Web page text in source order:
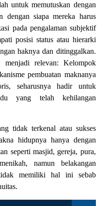
untuk memutuskan dengan
dengan siapa mereka harus
pada pengalaman subjektif
posisi status atau hierarki
haknya dan ditinggalkan.
relevan: Kelompok
pembuatan maknanya
seharusnya hadir untuk
yang telah kehilangan
tidak terkenal atau sukses
hidupnya hanya dengan
seperti masjid, gereja, pura,
namun belakangan
memiliki hal ini sebab